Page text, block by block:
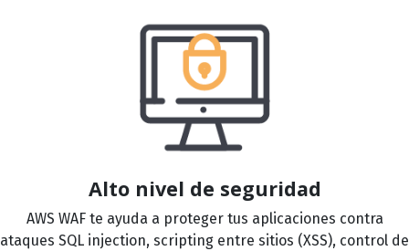
Alto nivel de seguridad
AWS WAF te ayuda a proteger tus aplicaciones contra
ataques SQL injection, scripting entre sitios (XSS), control de